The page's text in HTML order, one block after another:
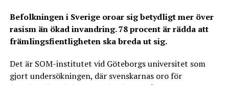
Befolkningen i Sverige oroar sig betydligt mer över
rasism än ökad invandring. 78 procent är rädda att
främlingsfientligheten ska breda ut sig.
Det är SOM-institutet vid Göteborgs universitet som
gjort undersökningen, där svenskarnas oro för